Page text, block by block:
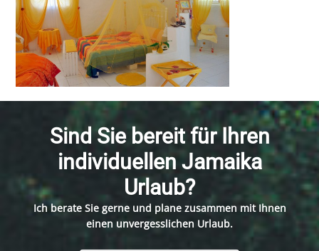
Sind Sie bereit für Ihren
individuellen Jamaika
Urlaub?
Ich berate Sie gerne und plane zusammen mit Ihnen
einen unvergesslichen Urlaub.